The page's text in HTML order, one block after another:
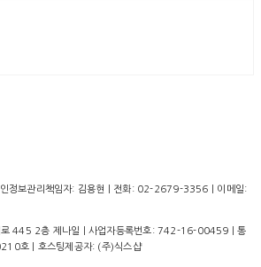
인정보관리책임자: 김용현 | 전화: 02-2679-3356 | 이메일:
로 445 2층 제나일 | 사업자등록번호:742-16-00459 | 통
호 | 호스팅제공자: (주)식스샵